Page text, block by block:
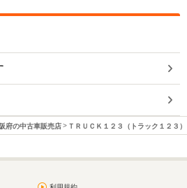
府の中古車販売店 ＴＲＵＣＫ１２３（トラック１２３）